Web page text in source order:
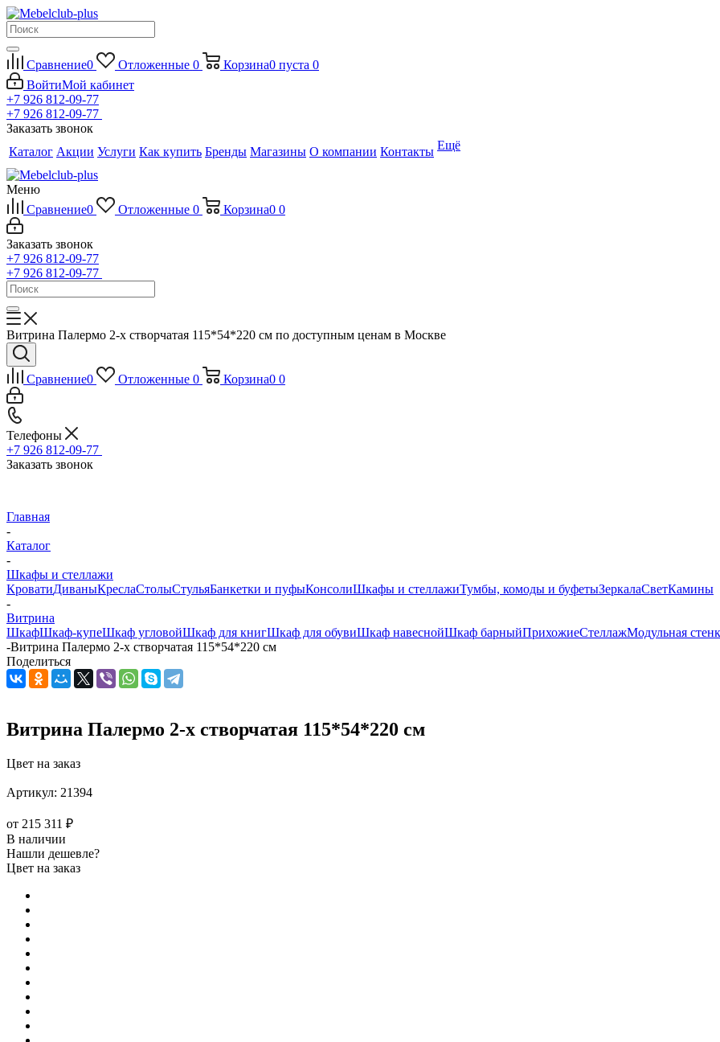
Сравнение0 Отложенные 0 Корзина0 пуста 0
ВойтиМой кабинет
+7 926 812-09-77
+7 926 812-09-77
Заказать звонок
Каталог Акции Услуги Как купить Бренды Магазины О компании Контакты Ещё
Меню
Сравнение0 Отложенные 0 Корзина0 0
Заказать звонок
+7 926 812-09-77
+7 926 812-09-77
Витрина Палермо 2-х створчатая 115*54*220 см по доступным ценам в Москве
Сравнение0 Отложенные 0 Корзина0 0
Телефоны
+7 926 812-09-77
Заказать звонок
Главная
-
Каталог
-
Шкафы и стеллажи
КроватиДиваныКреслаСтолыСтульяБанкетки и пуфыКонсолиШкафы и стеллажиТумбы, комоды и буфетыЗеркалаСветКамины
-
Витрина
ШкафШкаф-купеШкаф угловойШкаф для книгШкаф для обувиШкаф навеснойШкаф барныйПрихожиеСтеллажМодульная
-Витрина Палермо 2-х створчатая 115*54*220 см
Поделиться
Витрина Палермо 2-х створчатая 115*54*220 см
Цвет на заказ
Артикул: 21394
от 215 311 ₽
В наличии
Нашли дешевле?
Цвет на заказ